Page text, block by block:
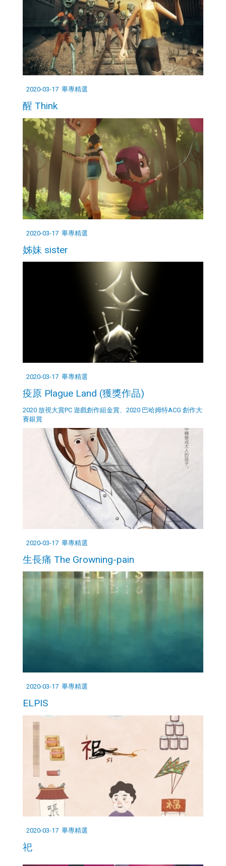
2020-03-17 畢專精選
醒 Think
2020-03-17 畢專精選
姊妹 sister
2020-03-17 畢專精選
疫原 Plague Land (獲獎作品)
2020 放視大賞PC 遊戲創作組金賞、2020 巴哈姆特ACG 創作大
賽銀賞
2020-03-17 畢專精選
生長痛 The Growning-pain
2020-03-17 畢專精選
ELPIS
2020-03-17 畢專精選
祀